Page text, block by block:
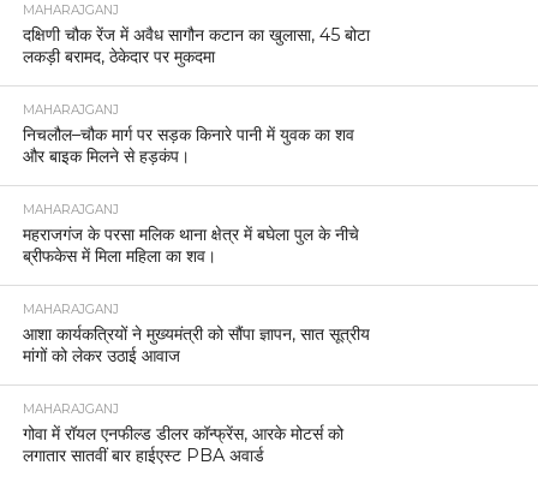
MAHARAJGANJ
दक्षिणी चौक रेंज में अवैध सागौन कटान का खुलासा, 45 बोटा
लकड़ी बरामद, ठेकेदार पर मुकदमा
MAHARAJGANJ
निचलौल–चौक मार्ग पर सड़क किनारे पानी में युवक का शव
और बाइक मिलने से हड़कंप।
MAHARAJGANJ
महराजगंज के परसा मलिक थाना क्षेत्र में बघेला पुल के नीचे
ब्रीफकेस में मिला महिला का शव।
MAHARAJGANJ
आशा कार्यकत्रियों ने मुख्यमंत्री को सौंपा ज्ञापन, सात सूत्रीय
मांगों को लेकर उठाई आवाज
MAHARAJGANJ
गोवा में रॉयल एनफील्ड डीलर कॉन्फ्रेंस, आरके मोटर्स को
लगातार सातवीं बार हाईएस्ट PBA अवार्ड